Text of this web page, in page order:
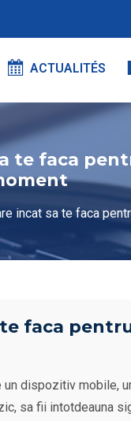
ACTUALITÉS
te faca
incat sa te faca
faca
dispozitiv mobile,
sa fii intotdeauna